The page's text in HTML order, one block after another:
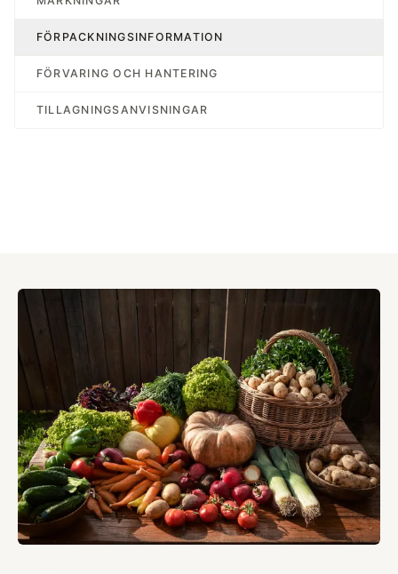
FÖRPACKNINGSINFORMATION
FÖRVARING OCH HANTERING
TILLAGNINGSANVISNINGAR